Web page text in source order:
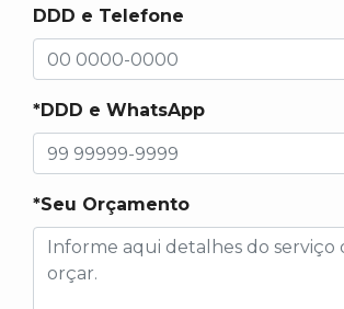
DDD e Telefone
*DDD e WhatsApp
*Seu Orçamento